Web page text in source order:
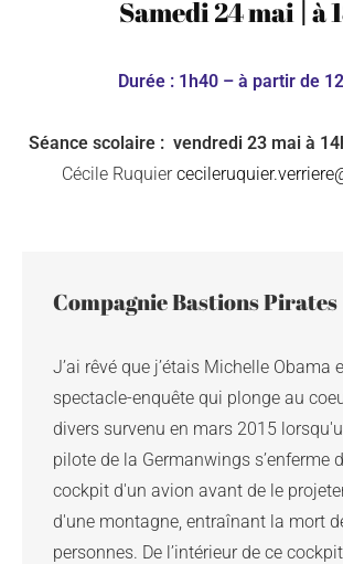
Samedi 24 mai |à
Durée : 1h40 – à partir de
Séance scolaire : vendredi 23 mai à
Cécile Ruquier
Compagnie Bastions Pirates
J’ai rêvé que j’étais Michelle Obama
spectacle-enquête qui plonge au
divers survenu en mars 2015
pilote de la Germanwings s’enferme
cockpit d'un avion avant de le
d'une montagne, entraînant la mort
personnes. De l’intérieur de ce